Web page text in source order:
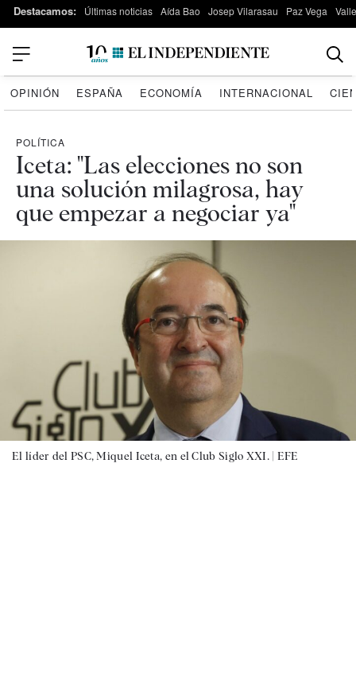
Destacamos: Últimas noticias Aída Bao Josep Vilarasau Paz Vega
OPINIÓN ESPAÑA ECONOMÍA INTERNACIONAL
POLÍTICA
Iceta: "Las elecciones no son
una solución milagrosa, hay
que empezar a negociar ya"
El líder del PSC, Miquel Iceta, en el Club Siglo XXI. | EFE